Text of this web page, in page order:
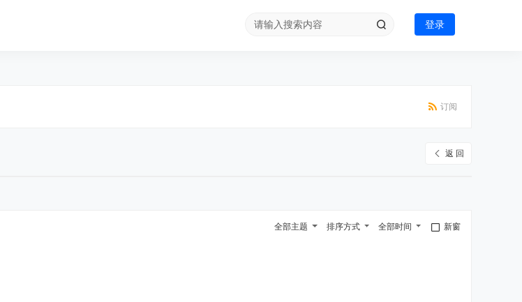
登录
订阅
返 回
新窗
全部时间
排序方式
全部主题